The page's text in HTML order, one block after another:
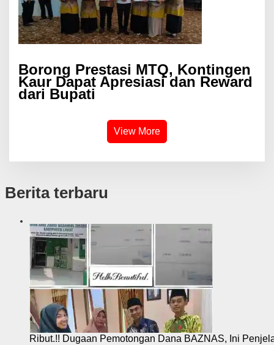
Borong Prestasi MTQ, Kontingen
Kaur Dapat Apresiasi dan Reward
dari Bupati
View More
Berita terbaru
Ribut.!! Dugaan Pemotongan Dana BAZNAS, Ini